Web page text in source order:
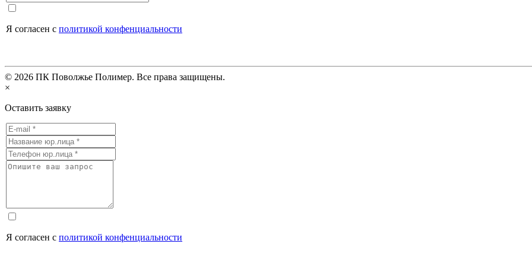
Я согласен с политикой конфенциальности
© 2026 ПК Поволжье Полимер. Все права защищены.
×
Оставить заявку
Я согласен с политикой конфенциальности